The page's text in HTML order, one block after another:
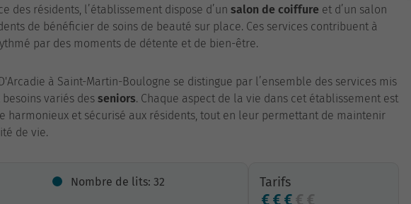
des résidents, l’établissement dispose d’un salon de coiffure et d’un salon
de bénéficier de soins de beauté sur place. Ces services contribuent à
par des moments de détente et de bien-être.
à Saint-Martin-Boulogne se distingue par l’ensemble des services mis
variés des seniors. Chaque aspect de la vie dans cet établissement est
harmonieux et sécurisé aux résidents, tout en leur permettant de maintenir
de vie.
Nombre de lits: 32
Tarifs